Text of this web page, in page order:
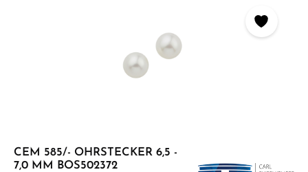
CEM 585/- OHRSTECKER 6,5 -
7,0 MM BOS502372